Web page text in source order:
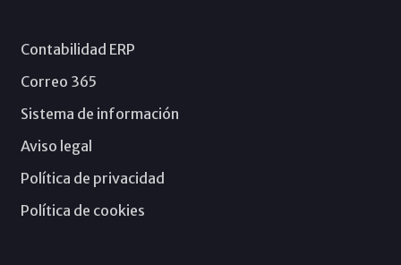
Contabilidad ERP
Correo 365
Sistema de información
Aviso legal
Política de privacidad
Política de cookies